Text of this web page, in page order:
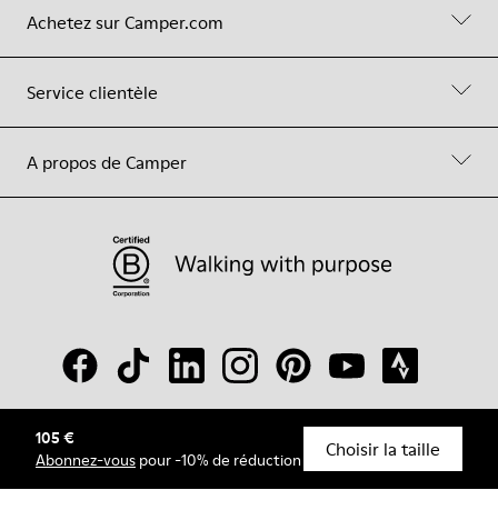
105 €
Abonnez-vous pour -10% de réduction Choisir la taille
Achetez sur Camper.com
Service clientèle
A propos de Camper
© Camper, 2026